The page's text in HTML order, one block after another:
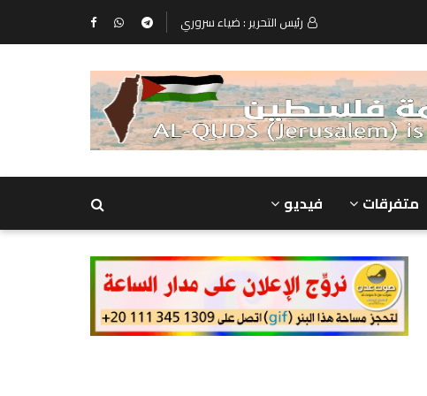
رئيس التحرير : ضياء سروري
متفرقات فيديو